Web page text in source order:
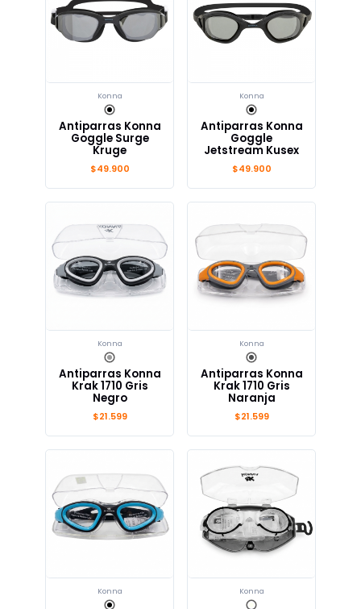
Konna
Antiparras Konna
Goggle Surge
Kruge
$49.900
Konna
Antiparras Konna
Goggle
Jetstream Kusex
$49.900
Konna
Antiparras Konna
Krak 1710 Gris
Negro
$21.599
Konna
Antiparras Konna
Krak 1710 Gris
Naranja
$21.599
Konna Konna